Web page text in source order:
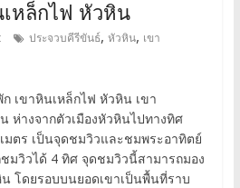
หล็กไฟ หัวหิน
ประจวบคีรีขันธ์, หัวหิน, เขา
เขาหินเหล็กไฟ หัวหิน เขา
ห่างจากตัวเมืองหัวหินไปทางทิศ
ตร เป็นจุดชมวิวและชมพระอาทิตย์
มวิวได้ 4 ทิศ จุดชมวิวนี้สามารถมอง
โดยรอบบนยอดเขาเป็นพื้นที่ราบ